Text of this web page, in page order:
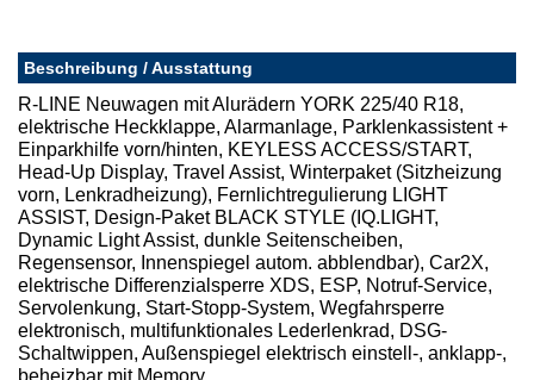
Beschreibung / Ausstattung
R-LINE Neuwagen mit Alurädern YORK 225/40 R18,
elektrische Heckklappe, Alarmanlage, Parklenkassistent +
Einparkhilfe vorn/hinten, KEYLESS ACCESS/START,
Head-Up Display, Travel Assist, Winterpaket (Sitzheizung
vorn, Lenkradheizung), Fernlichtregulierung LIGHT
ASSIST, Design-Paket BLACK STYLE (IQ.LIGHT,
Dynamic Light Assist, dunkle Seitenscheiben,
Regensensor, Innenspiegel autom. abblendbar), Car2X,
elektrische Differenzialsperre XDS, ESP, Notruf-Service,
Servolenkung, Start-Stopp-System, Wegfahrsperre
elektronisch, multifunktionales Lederlenkrad, DSG-
Schaltwippen, Außenspiegel elektrisch einstell-, anklapp-,